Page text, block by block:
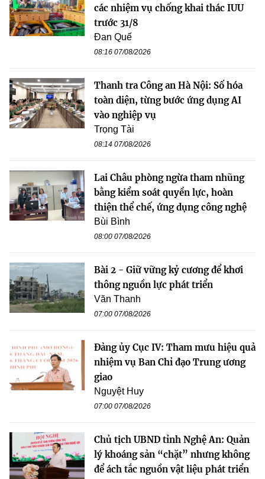
các nhiệm vụ chống khai thác IUU
trước 31/8
Đan Quế
08:16 07/08/2026
Thanh tra Công an Hà Nội: Số hóa
toàn diện, từng bước ứng dụng AI
vào nghiệp vụ
Trọng Tài
08:14 07/08/2026
Lai Châu phòng ngừa tham nhũng
bằng kiểm soát quyền lực, hoàn
thiện thể chế, ứng dụng công nghệ
Bùi Bình
08:00 07/08/2026
Bài 2 - Giữ vững kỷ cương để khơi
thông nguồn lực phát triển
Văn Thanh
07:00 07/08/2026
Đảng ủy Cục IV: Tham mưu hiệu quả
nhiệm vụ Ban Chỉ đạo Trung ương
giao
Nguyệt Huy
07:00 07/08/2026
Chủ tịch UBND tỉnh Nghệ An: Quản
lý khoáng sản “chặt” nhưng không
để ách tắc nguồn vật liệu phát triển